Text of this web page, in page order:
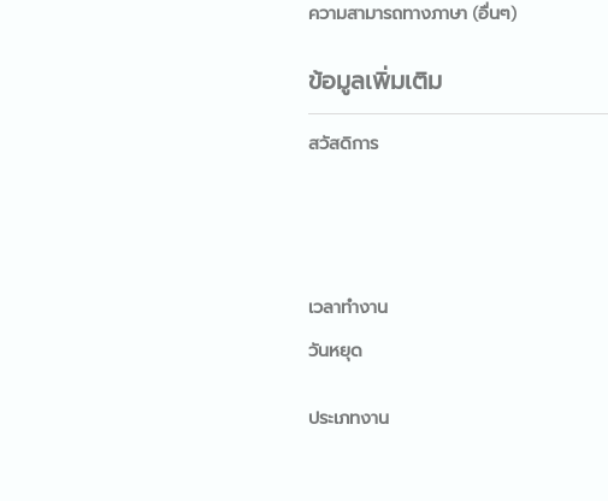
ความสามารถทางภาษา (อื่นๆ)
ข้อมูลเพิ่มเติม
สวัสดิการ
เวลาทำงาน
วันหยุด
ประเภทงาน